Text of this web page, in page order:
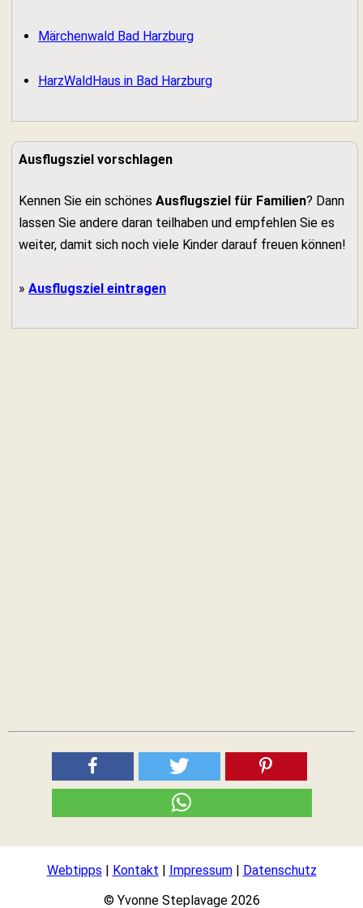
Märchenwald Bad Harzburg
HarzWaldHaus in Bad Harzburg
Ausflugsziel vorschlagen
Kennen Sie ein schönes Ausflugsziel für Familien? Dann
lassen Sie andere daran teilhaben und empfehlen Sie es
weiter, damit sich noch viele Kinder darauf freuen können!
» Ausflugsziel eintragen
Webtipps | Kontakt | Impressum| Datenschutz
© Yvonne Steplavage 2026